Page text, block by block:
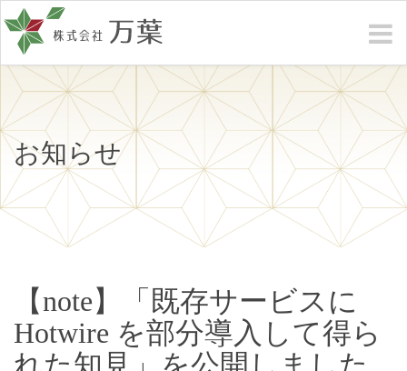
お知らせ
【note】「既存サービスに
Hotwire を部分導入して得ら